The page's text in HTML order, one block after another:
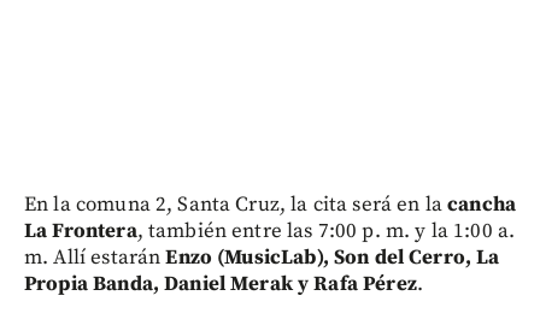
En la comuna 2, Santa Cruz, la cita será en lacancha
La Frontera, también entre las 7:00 p. m. y la 1:00 a.
m. Allí estaránEnzo (MusicLab), Son del Cerro, La
Propia Banda, Daniel Merak y Rafa Pérez.